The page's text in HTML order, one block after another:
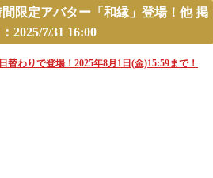
限定アバター「和縁」登場！他 掲
2025/7/31 16:00
わりで登場！2025年8月1日(金)15:59まで！